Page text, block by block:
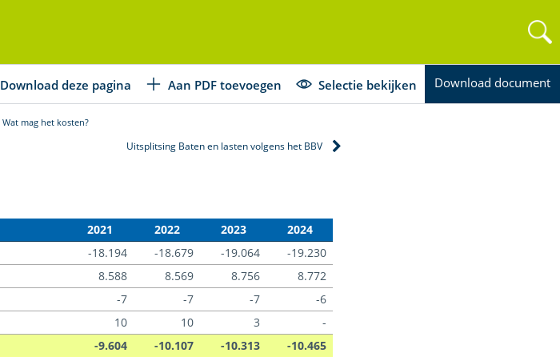
Download deze pagina Aan PDF toevoegen Selectie bekijken Download document
Wat mag het kosten?
Uitsplitsing Baten en lasten volgens het BBV
2021 2022 2023
2024
-18.194 -18.679 -19.064
-19.230
8.588 8.569 8.756
8.772
-7 -7 -7
-6
10 10 3
-
-9.604 -10.107 -10.313
-10.465